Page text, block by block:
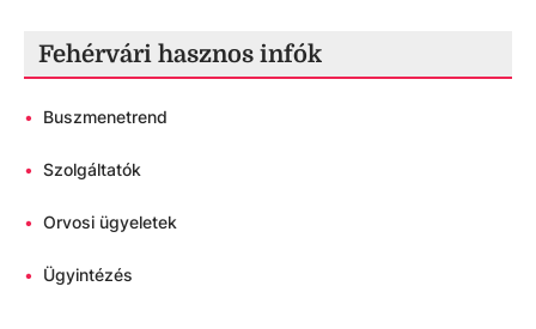
Fehérvári hasznos infók
• Buszmenetrend
• Szolgáltatók
• Orvosi ügyeletek
• Ügyintézés